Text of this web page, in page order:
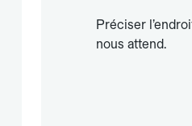
Préciser
nous attend.